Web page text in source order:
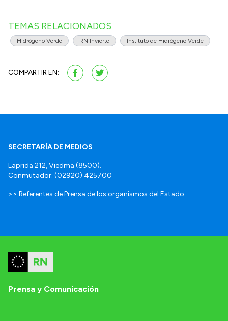
TEMAS RELACIONADOS
Hidrógeno Verde RN Invierte Instituto de Hidrógeno Verde
COMPARTIR EN:
SECRETARÍA DE MEDIOS
Laprida 212, Viedma (8500).
Conmutador: (02920) 425700
>> Referentes de Prensa de los organismos del Estado
Prensa y Comunicación